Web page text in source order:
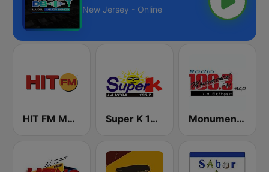
New Jersey - Online
HIT FM Moldova Super K 100.7 FM Monumental 100.3 FM